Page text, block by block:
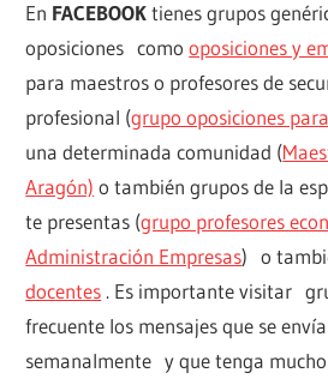
En FACEBOOKtienes grupos
oposiciones comooposiciones y
para maestros o profesores de
profesional (grupo oposiciones
una determinada comunidad (
Aragón) o también grupos de la
te presentas (grupo profesores
Administración Empresas) o
docentes . Es importante visitar
frecuente los mensajes que se
semanalmente y que tenga